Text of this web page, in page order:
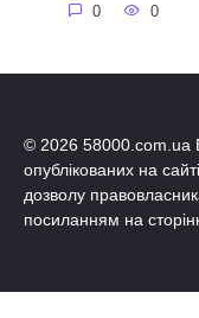
0 0
© 2026 58000.com.ua
опублікованих на
дозволу
посиланням на